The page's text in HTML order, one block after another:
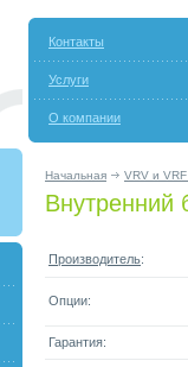
Контакты
Услуги
О компании
Начальная VRV и
Внутренний
Производитель:
Опции:
Гарантия: